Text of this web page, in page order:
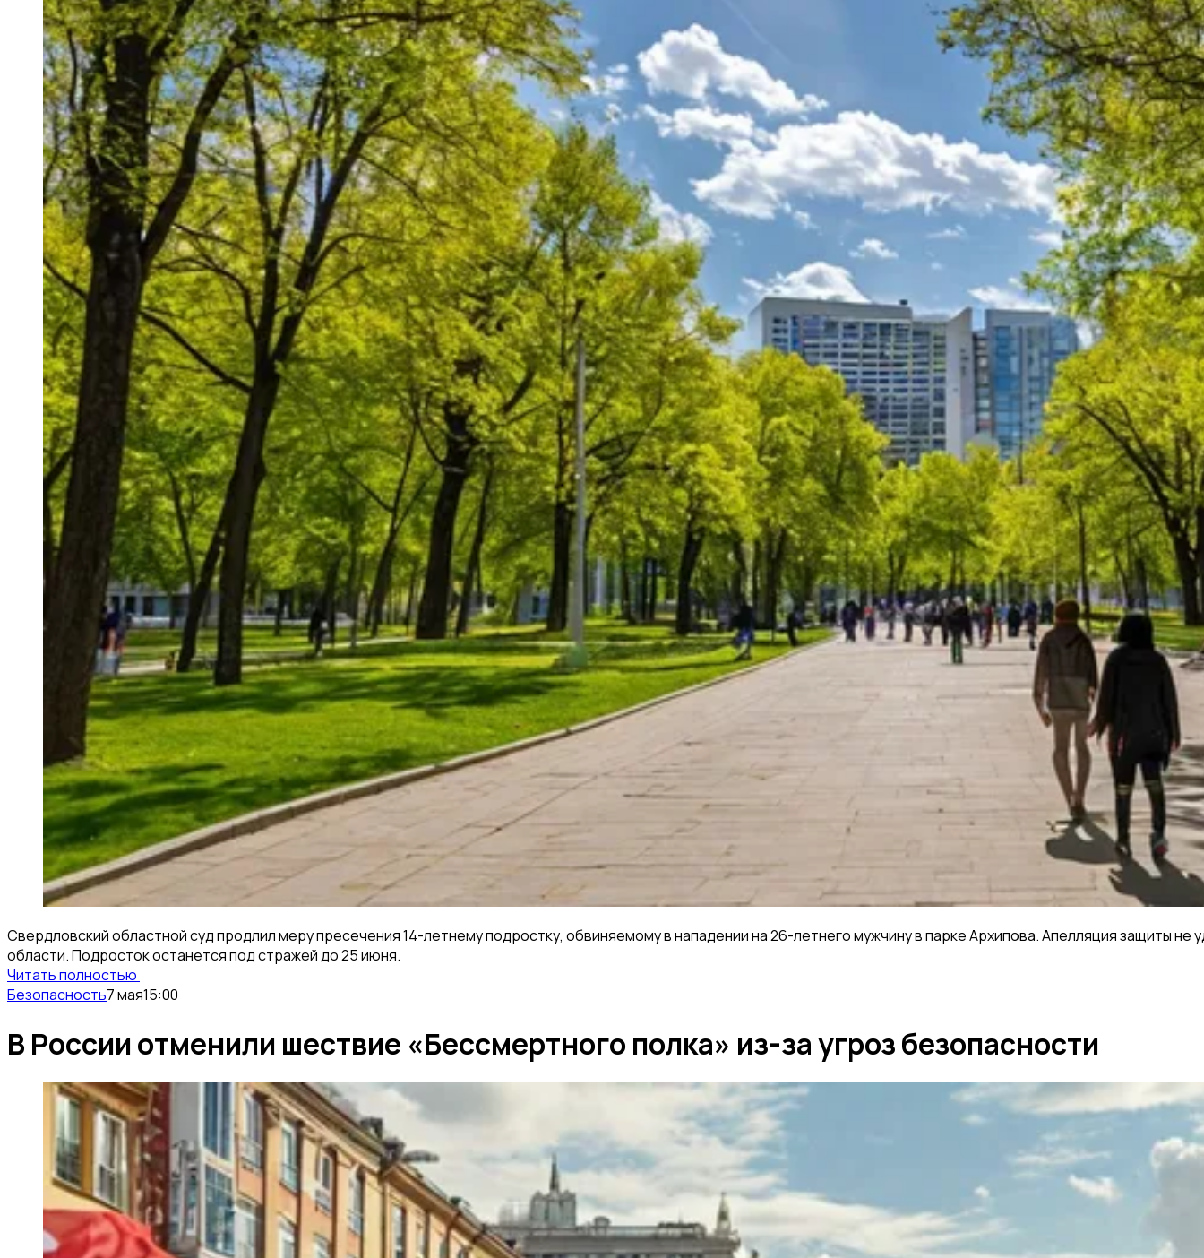
Свердловский областной суд продлил меру пресечения 14-летнему подростку, обвиняемому в нападении на 26-летнего мужчину в парке Архипова. Апелляция защиты
области. Подросток останется под стражей до 25 июня.
Читать полностью
Безопасность7 мая15:00
В России отменили шествие «Бессмертного полка» из-за угроз безопасности